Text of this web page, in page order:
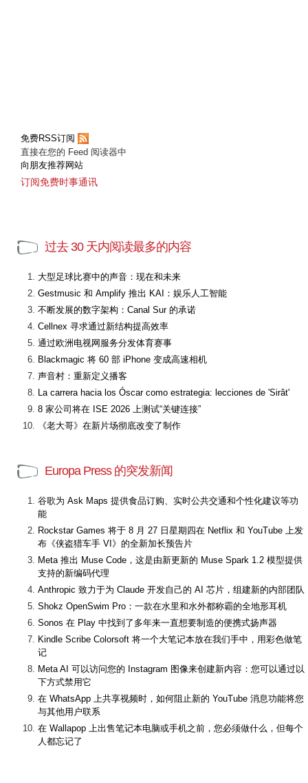
免费RSS订阅
直接在您的 Feed 阅读器中
向朋友推荐网站
订阅免费时事通讯
过去 30 天内阅读最多的内容
大型足球比赛中的声音：现在和未来
Gestmusic 和 Amplify 推出 KAI：娱乐人工智能
不断发展的数字架构：Canal Sur 的承诺
Cellnex 寻求通过新结构提高效率
通过欧洲电视网服务分发体育赛事
Blackmagic 将 60 部 iPhone 变成高速相机
声音村：重新定义播客
La carrera hacia los Óscar como estrategia: lecciones de 'Sirât'
8 家公司将在 ISE 2026 上测试“关键连接”
《老大哥》在新片场彻底改变了制作
Europa Press 的突发新闻
谷歌为 Ask Maps 提供食品订购、实时公共交通和个性化建议等功
能
Rockstar Games 将于 8 月 27 日星期四在 Netflix 和 YouTube 上发
布《侠盗猎车手 VI》的全新加长预告片
Meta 推出 Muse Code，这是由新更新的 Muse Spark 1.2 模型提供
支持的新编码代理
Anthropic 致力于为 Claude 开发自己的 AI 芯片，组建新的内部团队
Shokz OpenSwim Pro：一款在水里和水外都称霸的全地形耳机
Sonos 在 Play 中找到了多年来一直想要制造的便携式扬声器
Kindle Scribe Colorsoft 将一个大笔记本放在我们手中，用彩色做笔
记
Meta AI 可以访问您的 Instagram 图像来创建新内容：您可以通过以
下方式禁用它
在 WhatsApp 上共享视频时，如何阻止新的 YouTube 消息功能将您
与其他用户联系
在 Wallapop 上出售笔记本电脑或手机之前，您必须做什么，但每个
人都忘记了